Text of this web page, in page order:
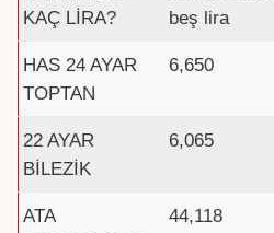
KAÇ LİRA?
beş lira
HAS 24 AYAR
TOPTAN
6,650
22 AYAR
BİLEZİK
6,065
ATA
44,118